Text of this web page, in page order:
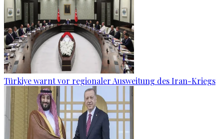
Türkiye warnt vor regionaler Ausweitung des Iran-Kriegs